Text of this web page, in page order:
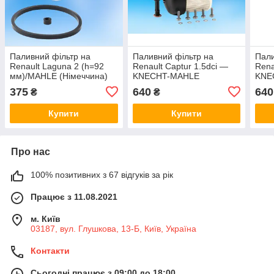
Паливний фільтр на
Renault Laguna 2 (h=92
мм)/MAHLE (Німеччина)
375 ₴
Купити
Паливний фільтр на
Renault Captur 1.5dci —
KNECHT-MAHLE
640₴
Купити
640
Про нас
100% позитивних з 67 відгуків за рік
Працює з 11.08.2021
м. Київ
03187, вул. Глушкова, 13-Б, Київ, Україна
Контакти